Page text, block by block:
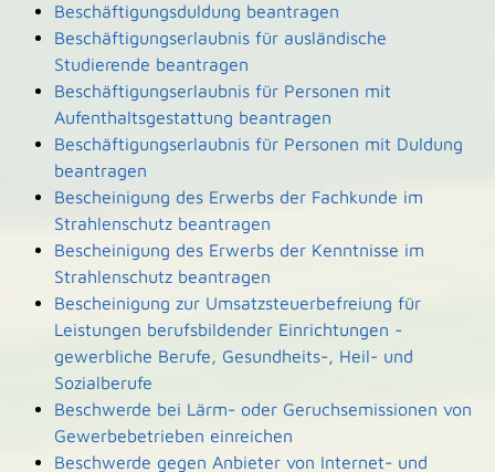
Beschäftigungsduldung beantragen
Beschäftigungserlaubnis für ausländische
Studierende beantragen
Beschäftigungserlaubnis für Personen mit
Aufenthaltsgestattung beantragen
Beschäftigungserlaubnis für Personen mit Duldung
beantragen
Bescheinigung des Erwerbs der Fachkunde im
Strahlenschutz beantragen
Bescheinigung des Erwerbs der Kenntnisse im
Strahlenschutz beantragen
Bescheinigung zur Umsatzsteuerbefreiung für
Leistungen berufsbildender Einrichtungen -
gewerbliche Berufe, Gesundheits-, Heil- und
Sozialberufe
Beschwerde bei Lärm- oder Geruchsemissionen von
Gewerbebetrieben einreichen
Beschwerde gegen Anbieter von Internet- und